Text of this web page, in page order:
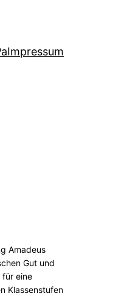
Impressum
Amadeus
Gut und
für eine
Klassenstufen